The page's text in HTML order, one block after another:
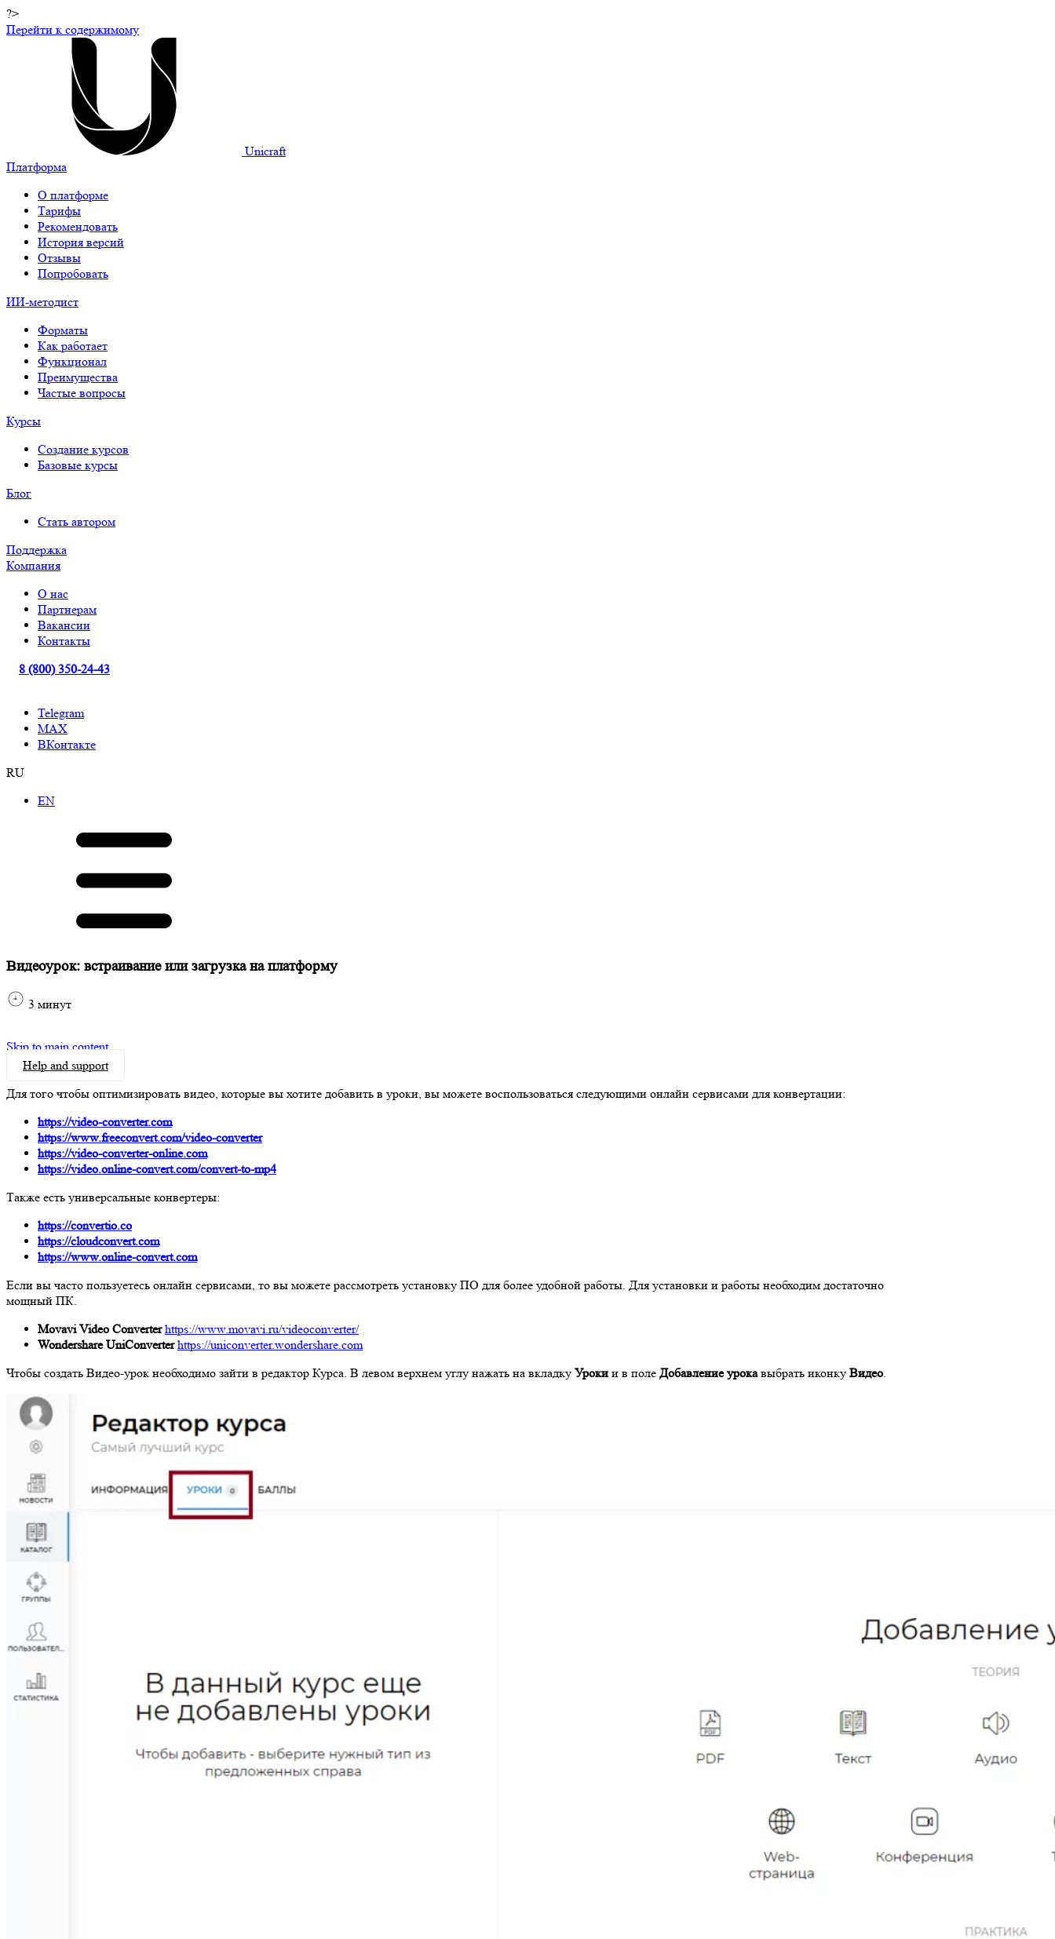
?>
Перейти к содержимому
Unicraft
Платформа
О платформе
Тарифы
Рекомендовать
История версий
Отзывы
Попробовать
ИИ-методист
Форматы
Как работает
Функционал
Преимущества
Частые вопросы
Курсы
Создание курсов
Базовые курсы
Блог
Стать автором
Поддержка
Компания
О нас
Партнерам
Вакансии
Контакты
8 (800) 350-24-43
Telegram
МАХ
ВКонтакте
RU
EN
Видеоурок: встраивание или загрузка на платформу
3 минут
Skip to main content
Help and support
Для того чтобы оптимизировать видео, которые вы хотите добавить в уроки, вы можете воспользоваться следующими онлайн сервисами для конвертации:
https://video-converter.com
https://www.freeconvert.com/video-converter
https://video-converter-online.com
https://video.online-convert.com/convert-to-mp4
Также есть универсальные конвертеры:
https://convertio.co
https://cloudconvert.com
https://www.online-convert.com
Если вы часто пользуетесь онлайн сервисами, то вы можете рассмотреть установку ПО для более удобной работы. Для установки и работы необходим достаточно
мощный ПК.
Movavi Video Converter https://www.movavi.ru/videoconverter/
Wondershare UniConverter https://uniconverter.wondershare.com
Чтобы создать Видео-урок необходимо зайти в редактор Курса. В левом верхнем углу нажать на вкладку Уроки и в поле Добавление урокавыбрать иконку Видео.